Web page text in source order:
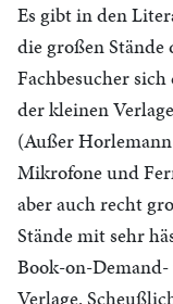
Es gibt in den
die großen Stände
Fachbesucher
der kleinen
(Außer
Mikrofone und
aber auch recht
Stände mit sehr
Book-on-
Verlage.